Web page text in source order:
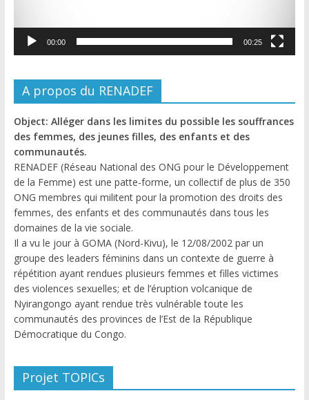
00:00 00:25
A propos du RENADEF
Object: Alléger dans les limites du possible les souffrances
des femmes, des jeunes filles, des enfants et des
communautés.
RENADEF (Réseau National des ONG pour le Développement
de la Femme) est une patte-forme, un collectif de plus de 350
ONG membres qui militent pour la promotion des droits des
femmes, des enfants et des communautés dans tous les
domaines de la vie sociale.
Il a vu le jour à GOMA (Nord-Kivu), le 12/08/2002 par un
groupe des leaders féminins dans un contexte de guerre à
répétition ayant rendues plusieurs femmes et filles victimes
des violences sexuelles; et de l’éruption volcanique de
Nyirangongo ayant rendue très vulnérable toute les
communautés des provinces de l’Est de la République
Démocratique du Congo.
Projet TOPICs